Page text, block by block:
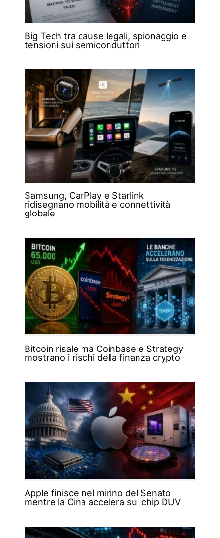
Big Tech tra cause legali, spionaggio e
tensioni sui semiconduttori
Samsung, CarPlay e Starlink
ridisegnano mobilità e connettività
globale
Bitcoin risale ma Coinbase e Strategy
mostrano i rischi della finanza crypto
Apple finisce nel mirino del Senato
mentre la Cina accelera sui chip DUV